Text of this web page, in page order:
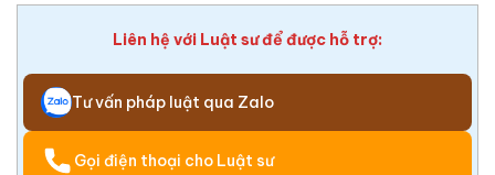
Liên hệ với Luật sư để được hỗ trợ:
Tư vấn pháp luật qua Zalo
Gọi điện thoại cho Luật sư